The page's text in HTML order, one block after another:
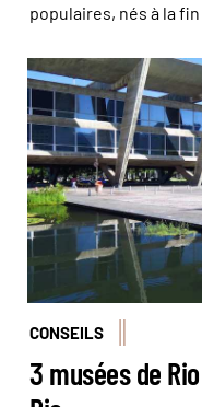
populaires, nés à la
L’architecture
(@beatit!)
CONSEILS
3 musées de